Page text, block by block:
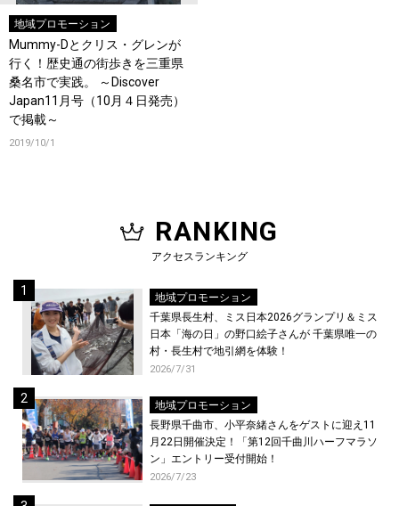
地域プロモーション
Mummy-Dとクリス・グレンが
行く！歴史通の街歩きを三重県
桑名市で実践。 ～Discover
Japan11月号（10月４日発売）
で掲載～
2019/10/1
RANKING
アクセスランキング
地域プロモーション
千葉県長生村、ミス日本2026グランプリ＆ミス
日本「海の日」の野口絵子さんが 千葉県唯一の
村・長生村で地引網を体験！
2026/7/31
地域プロモーション
長野県千曲市、小平奈緒さんをゲストに迎え11
月22日開催決定！「第12回千曲川ハーフマラソ
ン」エントリー受付開始！
2026/7/23